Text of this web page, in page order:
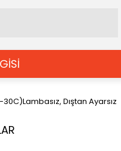
Dıştan Ayarsız